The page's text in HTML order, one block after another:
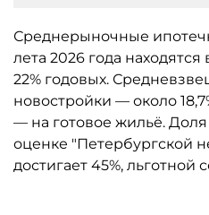
Среднерыночные
лета 2026 года находятся
22% годовых.
новостройки — около
— на готовое жильё.
оценке "Петербургской
достигает 45%, льготной